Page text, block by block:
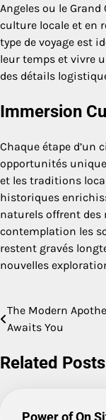
Angeles ou le
culture locale et en
type de voyage est
leur temps et vivre
des détails
Immersion
Chaque étape d’un
opportunités
et les traditions
historiques
naturels offrent des
contemplation les
restent gravés
nouvelles
Post
The Modern
Awaits You
Related Posts